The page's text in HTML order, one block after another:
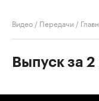
Видео / Передачи /
Выпуск за